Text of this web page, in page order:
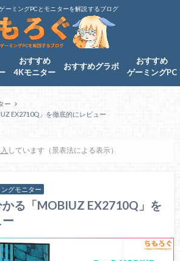
ーミングPCとモニターを解説するブログ
おすすめ
4Kモニター
おすすめグラボ
おすすめ
ゲーミングPC
ー
EX2710Q」を徹底的にレビュー
しています（景表法による表示）
グモニター
る「MOBIUZ EX2710Q」を